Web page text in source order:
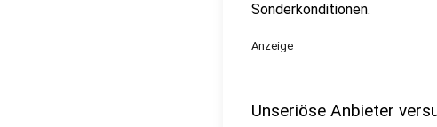
Sonderkonditionen.
Anzeige
Unseriöse Anbieter